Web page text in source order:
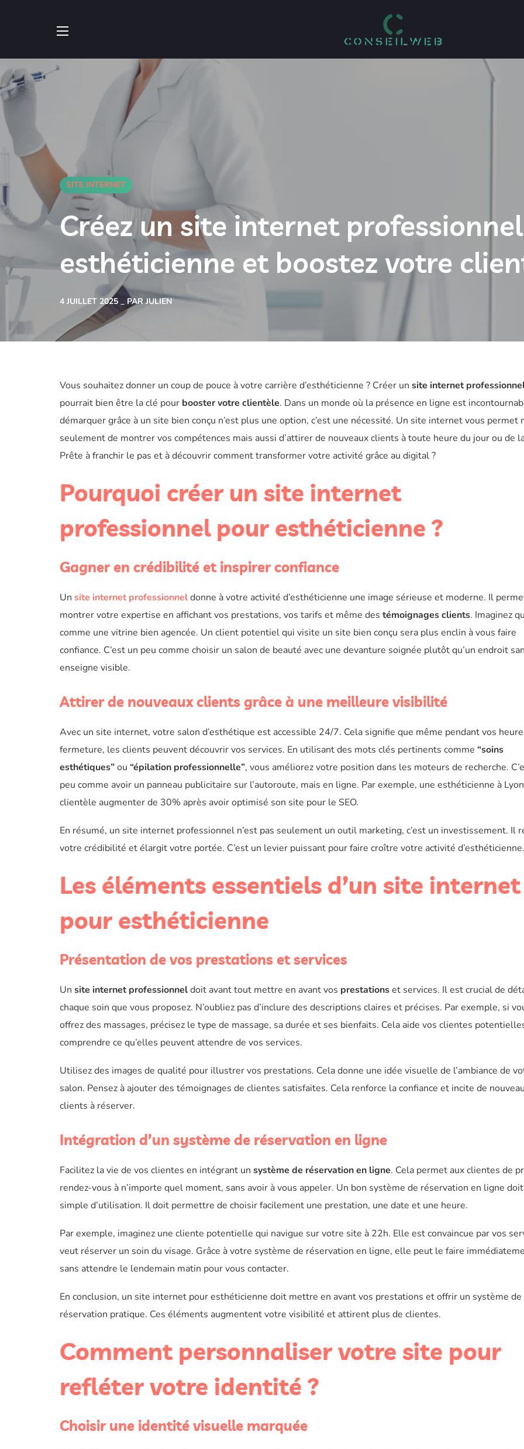
SITE INTERNET
Créez un site internet
esthéticienne et boostez votre
4 JUILLET 2025 PAR JULIEN
Vous souhaitez donner un coup de pouce à votre carrière d’esthéticienne ? Créer un site internet
pourrait bien être la clé pour booster votre clientèle. Dans un monde où la présence en ligne est
démarquer grâce à un site bien conçu n’est plus une option, c’est une nécessité. Un site internet vous permet
seulement de montrer vos compétences mais aussi d’attirer de nouveaux clients à toute heure du jour ou de
Prête à franchir le pas et à découvrir comment transformer votre activité grâce au digital ?
Pourquoi créer un site internet
professionnel pour esthéticienne ?
Gagner en crédibilité et inspirer confiance
Un site internet professionneldonne à votre activité d’esthéticienne une image sérieuse et moderne. Il
montrer votre expertise en affichant vos prestations, vos tarifs et même des témoignages clients. Imaginez
comme une vitrine bien agencée. Un client potentiel qui visite un site bien conçu sera plus enclin à vous faire
confiance. C’est un peu comme choisir un salon de beauté avec une devanture soignée plutôt qu’un endroit
enseigne visible.
Attirer de nouveaux clients grâce à une meilleure visibilité
Avec un site internet, votre salon d’esthétique est accessible 24/7. Cela signifie que même pendant vos
fermeture, les clients peuvent découvrir vos services. En utilisant des mots clés pertinents comme “soins
esthétiques”ou “épilation professionnelle”, vous améliorez votre position dans les moteurs de recherche.
peu comme avoir un panneau publicitaire sur l’autoroute, mais en ligne. Par exemple, une esthéticienne à
clientèle augmenter de 30% après avoir optimisé son site pour le SEO.
En résumé, un site internet professionnel n’est pas seulement un outil marketing, c’est un investissement. Il
votre crédibilité et élargit votre portée. C’est un levier puissant pour faire croître votre activité d’esthéticienne.
Les éléments essentiels d’un site internet
pour esthéticienne
Présentation de vos prestations et services
Un site internet professionneldoit avant tout mettre en avant vos prestationset services. Il est crucial de
chaque soin que vous proposez. N’oubliez pas d’inclure des descriptions claires et précises. Par exemple, si
offrez des massages, précisez le type de massage, sa durée et ses bienfaits. Cela aide vos clientes
comprendre ce qu’elles peuvent attendre de vos services.
Utilisez des images de qualité pour illustrer vos prestations. Cela donne une idée visuelle de l’ambiance de
salon. Pensez à ajouter des témoignages de clientes satisfaites. Cela renforce la confiance et incite de
clients à réserver.
Intégration d’un système de réservation en ligne
Facilitez la vie de vos clientes en intégrant un système de réservation en ligne. Cela permet aux clientes de
rendez-vous à n’importe quel moment, sans avoir à vous appeler. Un bon système de réservation en ligne
simple d’utilisation. Il doit permettre de choisir facilement une prestation, une date et une heure.
Par exemple, imaginez une cliente potentielle qui navigue sur votre site à 22h. Elle est convaincue par vos
veut réserver un soin du visage. Grâce à votre système de réservation en ligne, elle peut le faire
sans attendre le lendemain matin pour vous contacter.
En conclusion, un site internet pour esthéticienne doit mettre en avant vos prestations et offrir un système de
réservation pratique. Ces éléments augmentent votre visibilité et attirent plus de clientes.
Comment personnaliser votre site pour
refléter votre identité ?
Choisir une identité visuelle marquée